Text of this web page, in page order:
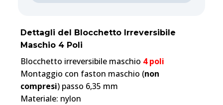
Dettagli del Blocchetto Irreversibile
Maschio 4 Poli
Blocchetto irreversibile maschio 4 poli
Montaggio con faston maschio (non
compresi) passo 6,35 mm
Materiale: nylon